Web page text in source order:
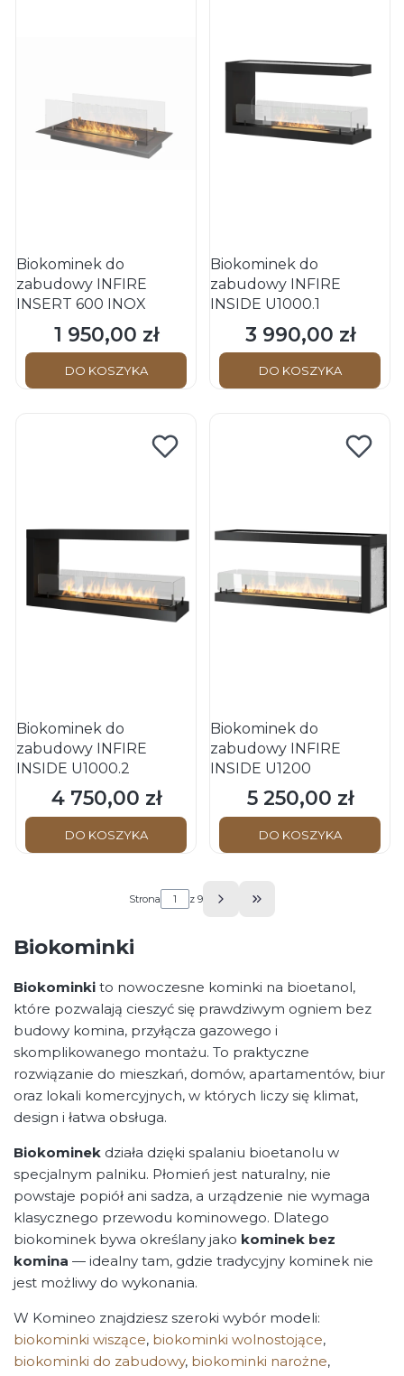
Biokominek do
zabudowy INFIRE
INSERT 600 INOX
Cena
1 950,00 zł
DO KOSZYKA
Biokominek do
zabudowy INFIRE
INSIDE U1000.1
Cena
3 990,00 zł
DO KOSZYKA
Biokominek do
zabudowy INFIRE
INSIDE U1000.2
Cena
4 750,00 zł
DO KOSZYKA
Biokominek do
zabudowy INFIRE
INSIDE U1200
Cena
5 250,00 zł
DO KOSZYKA
Strona z 9
Przejdź do ostatniej
Biokominki
Biokominki to nowoczesne kominki na bioetanol,
które pozwalają cieszyć się prawdziwym ogniem bez
budowy komina, przyłącza gazowego i
skomplikowanego montażu. To praktyczne
rozwiązanie do mieszkań, domów, apartamentów, biur
oraz lokali komercyjnych, w których liczy się klimat,
design i łatwa obsługa.
Biokominek działa dzięki spalaniu bioetanolu w
specjalnym palniku. Płomień jest naturalny, nie
powstaje popiół ani sadza, a urządzenie nie wymaga
klasycznego przewodu kominowego. Dlatego
biokominek bywa określany jako kominek bez
komina — idealny tam, gdzie tradycyjny kominek nie
jest możliwy do wykonania.
W Komineo znajdziesz szeroki wybór modeli:
biokominki wiszące, biokominki wolnostojące,
biokominki do zabudowy, biokominki narożne,